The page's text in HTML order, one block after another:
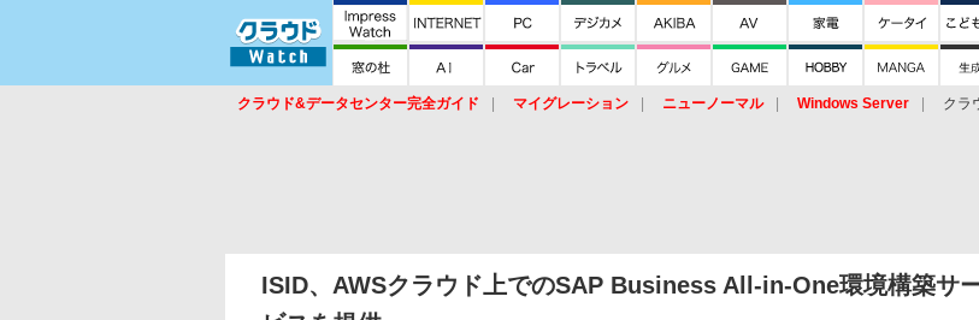
クラウド&データセンター完全ガイド マイグレーション ニューノーマル Windows Server クラ
ISID、AWSクラウド上でのSAP Business All-in-One環境構築サ